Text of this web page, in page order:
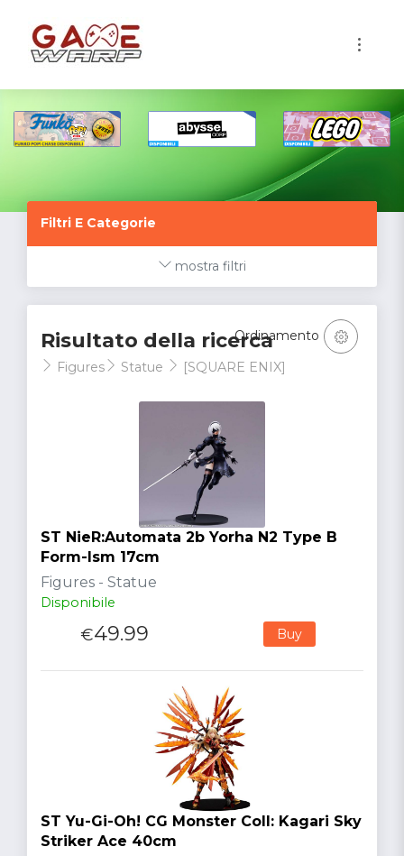
Filtri E Categorie
mostra filtri
Risultato della ricerca
Figures Statue [SQUARE ENIX]
Ordinamento
ST NieR:Automata 2b Yorha N2 Type B
Form-Ism 17cm
Figures - Statue
Disponibile
€49.99 Buy
ST Yu-Gi-Oh! CG Monster Coll: Kagari Sky
Striker Ace 40cm